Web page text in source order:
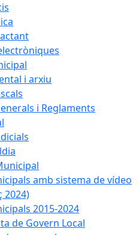
i arxiu
i Reglaments
amb sistema de vídeo
2024)
2015-2024
de Govern Local